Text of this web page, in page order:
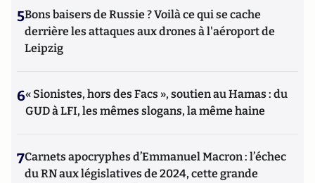
5Bons baisers de Russie ? Voilà ce qui se cache
derrière les attaques aux drones à l'aéroport de
Leipzig
6« Sionistes, hors des Facs », soutien au Hamas : du
GUD à LFI, les mêmes slogans, la même haine
7Carnets apocryphes d’Emmanuel Macron : l’échec
du RN aux législatives de 2024, cette grande